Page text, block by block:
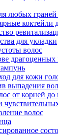
любых граней
коктейли
для укладки
волос
драгоценных
для кожи
выпадения
от корней до
волос